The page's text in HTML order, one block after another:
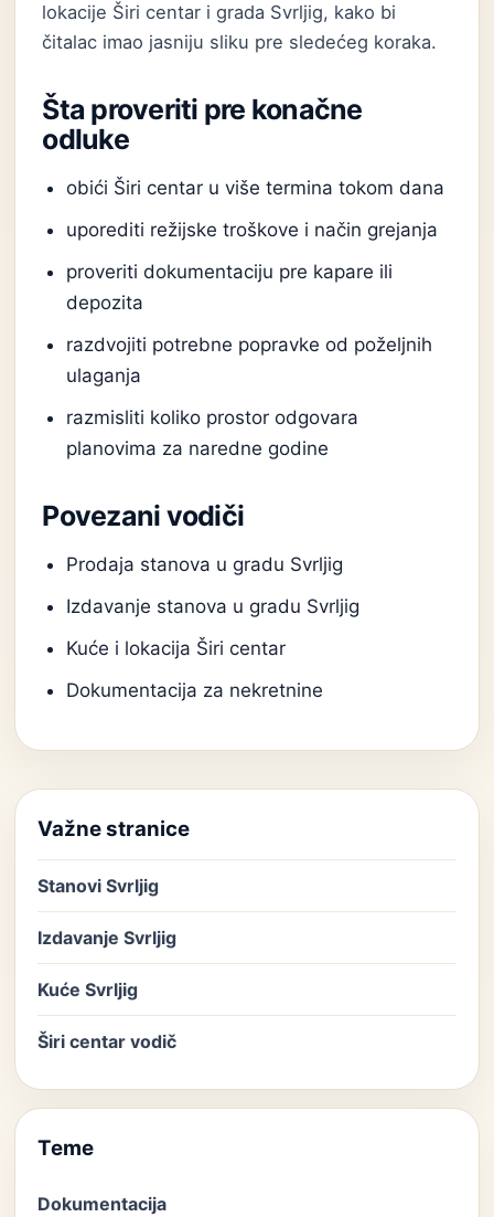
lokacije Širi centar i grada Svrljig, kako bi
čitalac imao jasniju sliku pre sledećeg koraka.
Šta proveriti pre konačne
odluke
obići Širi centar u više termina tokom dana
uporediti režijske troškove i način grejanja
proveriti dokumentaciju pre kapare ili
depozita
razdvojiti potrebne popravke od poželjnih
ulaganja
razmisliti koliko prostor odgovara
planovima za naredne godine
Povezani vodiči
Prodaja stanova u gradu Svrljig
Izdavanje stanova u gradu Svrljig
Kuće i lokacija Širi centar
Dokumentacija za nekretnine
Važne stranice
Stanovi Svrljig
Izdavanje Svrljig
Kuće Svrljig
Širi centar vodič
Teme
Dokumentacija